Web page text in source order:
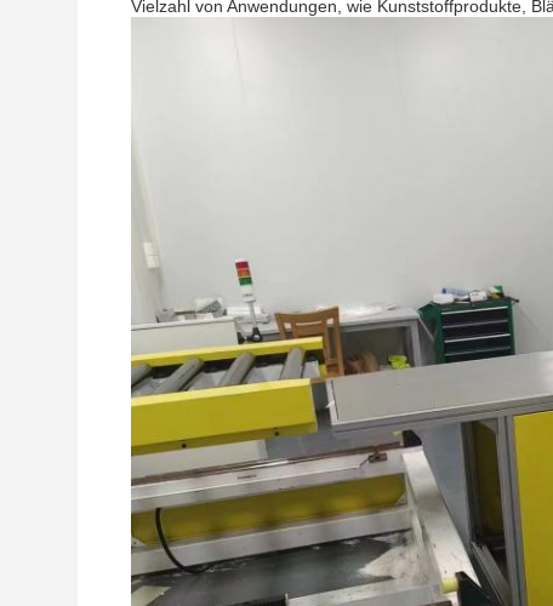
Vielzahl von Anwendungen, wie Kunststoffprodukte,